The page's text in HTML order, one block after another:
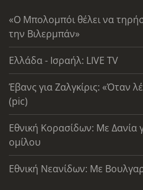
«Ο Μπολομπόι θέλει να
την Βιλερμπάν»
Ελλάδα - Ισραήλ: LIVE TV
Έβανς για Ζαλγκίρις: «Όταν
(pic)
Εθνική Κορασίδων: Με Δανία
ομίλου
Εθνική Νεανίδων: Με